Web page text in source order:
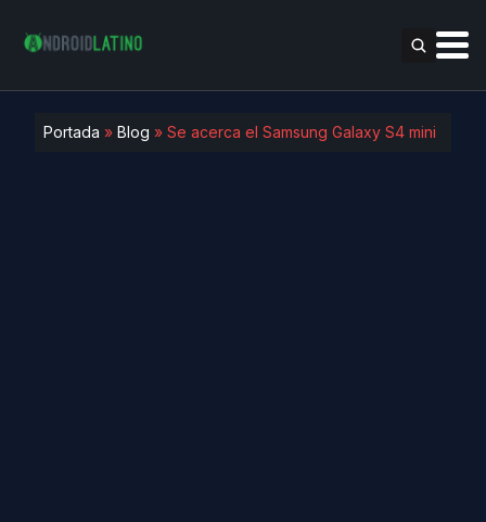
Portada » Blog » Se acerca el Samsung Galaxy S4 mini